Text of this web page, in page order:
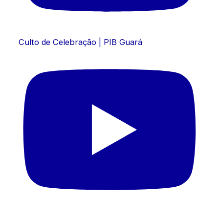
Culto de Celebração | PIB Guará